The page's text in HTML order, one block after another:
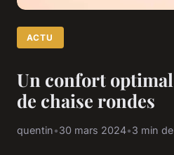
ACTU
Un confort
de chaise rondes
quentin•30 mars 2024•3 min